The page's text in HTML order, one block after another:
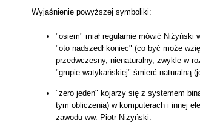
Wyjaśnienie powyższej symboliki:
"osiem" miał regularnie mówić Niżyński
"oto nadszedł koniec" (co być może
przedwczesny, nienaturalny, zwykle w
"grupie watykańskiej" śmierć naturalną
"zero jeden" kojarzy się z systemem
tym obliczenia) w komputerach i innej
zawodu ww. Piotr Niżyński.